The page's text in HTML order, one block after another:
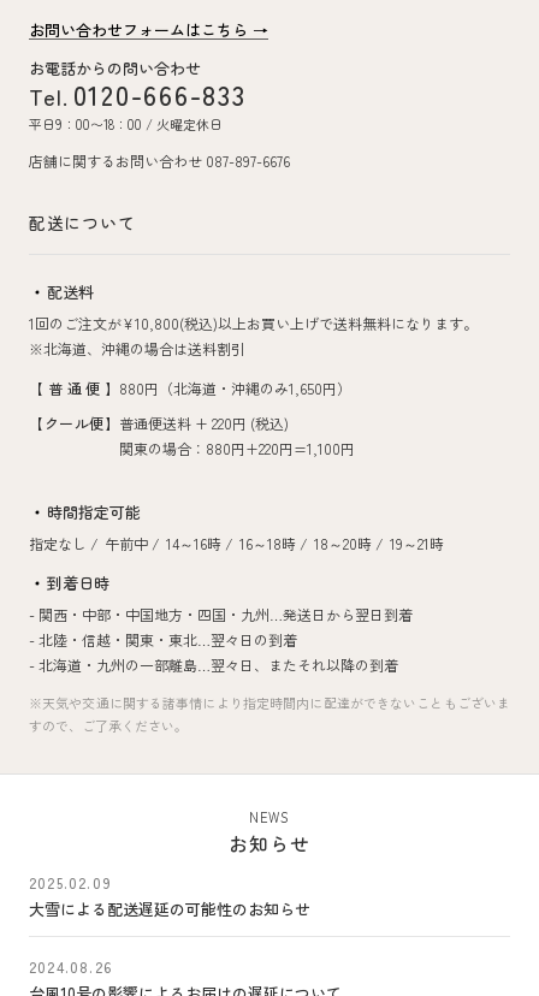
お問い合わせフォームはこちら →
お電話からの問い合わせ
Tel. 0120-666-833
平日9：00〜18：00 / 火曜定休日
店舗に関するお問い合わせ 087-897-6676
配送について
配送料
1回のご注文が¥10,800(税込)以上お買い上げで送料無料になります。
※北海道、沖縄の場合は送料割引
【普通便】 880円（北海道・沖縄のみ1,650円）
【クール便】 普通便送料 + 220円 (税込)
関東の場合：880円+220円=1,100円
時間指定可能
指定なし / 午前中 / 14～16時 / 16～18時 / 18～20時 / 19～21時
到着日時
- 関西・中部・中国地方・四国・九州… 発送日から翌日到着
- 北陸・信越・関東・東北… 翌々日の到着
- 北海道・九州の一部離島… 翌々日、またそれ以降の到着
※天気や交通に関する諸事情により指定時間内に配達ができないこともございま
すので、ご了承ください。
NEWS
お知らせ
2025.02.09
大雪による配送遅延の可能性のお知らせ
2024.08.26